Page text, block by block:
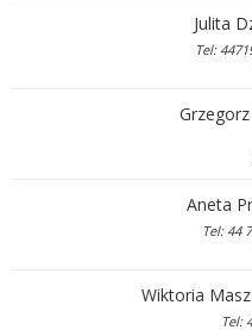
Julita
Tel:
Aneta
Tel: 44
Wiktoria
Tel: